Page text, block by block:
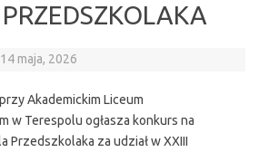
14 maja, 2026
Akademickim Liceum
w Terespolu ogłasza konkurs na
Przedszkolaka za udział w XXIII